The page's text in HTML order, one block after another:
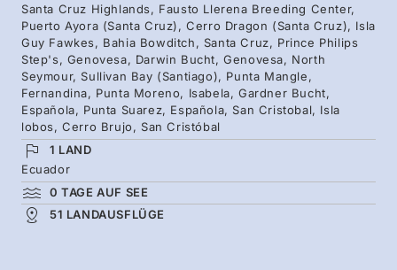
die vielen Facetten dieses einzigartigen
Archipels zu entdecken, der Darwin und seine
Evolutionstheorien so inspiriert hat.
Santa Cruz Highlands, Fausto Llerena Breeding Center,
Puerto Ayora (Santa Cruz), Cerro Dragon (Santa Cruz), Isla
Guy Fawkes, Bahia Bowditch, Santa Cruz, Prince Philips
Step's, Genovesa, Darwin Bucht, Genovesa, North
Seymour, Sullivan Bay (Santiago), Punta Mangle,
Fernandina, Punta Moreno, Isabela, Gardner Bucht,
Española, Punta Suarez, Española, San Cristobal, Isla
lobos, Cerro Brujo, San Cristóbal
1 LAND
Ecuador
0 TAGE AUF SEE
51 LANDAUSFLÜGE